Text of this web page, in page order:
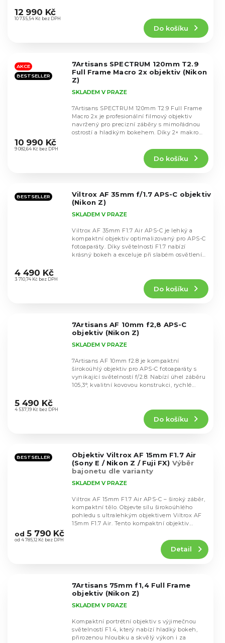
hodnocení
produktu
hvězdiček.
10 735,54 Kč bez DPH
12 990 Kč
Do košíku
AKCE
BESTSELLER
7Artisans SPECTRUM 120mm T2.9
Full Frame Macro 2x objektiv (Nikon
Z)
hodnocení
produktu
hvězdiček.
SKLADEM V PRAZE
9 082,64 Kč bez DPH
10 990 Kč
Do košíku
7Artisans SPECTRUM 120mm T2.9 Full Frame
Macro 2x je profesionální filmový objektiv
navržený pro precizní záběry s mimořádnou
ostrostí a hladkým bokehem. Díky 2× makro
BESTSELLER
Viltrox AF 35mm f/1.7 APS-C objektiv
(Nikon Z)
hodnocení
produktu
SKLADEM V PRAZE
3 710,74 Kč bez DPH
4 490 Kč
Do košíku
Viltrox AF 35mm F1.7 Air APS-C je lehký a
kompaktní objektiv optimalizovaný pro APS-C
fotoaparáty. Díky světelnosti F1.7 nabízí
krásný bokeh a exceluje při slabém osvětlení.
7Artisans AF 10mm f2,8 APS-C
objektiv (Nikon Z)
hodnocení
produktu
hvězdiček.
SKLADEM V PRAZE
4 537,19 Kč bez DPH
5 490 Kč
Do košíku
7Artisans AF 10mm f2.8 je kompaktní
širokoúhlý objektiv pro APS-C fotoaparáty s
vynikající světelností f/2.8. Nabízí úhel záběru
105,3°, kvalitní kovovou konstrukci, rychlé...
BESTSELLER
Objektiv Viltrox AF 15mm F1.7 Air
(Sony E / Nikon Z / Fuji FX) Výběr
bajonetu dle varianty
hodnocení
produktu
SKLADEM V PRAZE
od 4 785,12 Kč bez DPH
od 5 790 Kč
Detail
Viltrox AF 15mm F1.7 Air APS-C – široký záběr,
kompaktní tělo. Objevte sílu širokoúhlého
pohledu s ultralehkým objektivem Viltrox AF
15mm F1.7 Air. Tento kompaktní objektiv...
7Artisans 75mm f1,4 Full Frame
objektiv (Nikon Z)
SKLADEM V PRAZE
Kompaktní portrétní objektiv s výjimečnou
světelností F1.4, který nabízí hladký bokeh,
přirozenou hloubku a skvělý výkon i za